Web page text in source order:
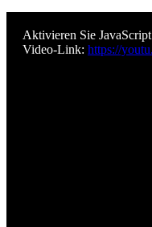
Aktivieren Sie
Video-Link: https://